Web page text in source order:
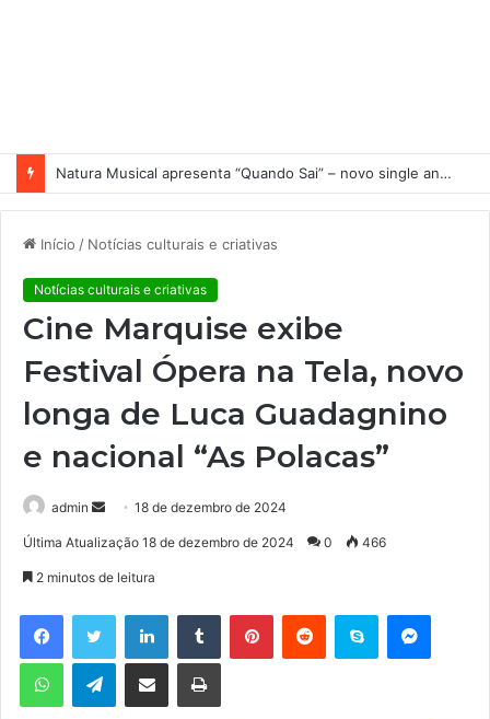
Natura Musical apresenta “Quando Sai” – novo single antecipa estreia do primeiro álbum solo de Elisa Maia
Início / Notícias culturais e criativas
Notícias culturais e criativas
Cine Marquise exibe
Festival Ópera na Tela, novo
longa de Luca Guadagnino
e nacional “As Polacas”
admin
d
e
m
18 de dezembro de 2024
Última Atualização 18 de dezembro de 2024 0 466
2 minutos de leitura
Telegram